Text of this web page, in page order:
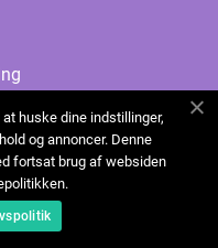
huske dine indstillinger,
og annoncer. Denne
fortsat brug af websiden